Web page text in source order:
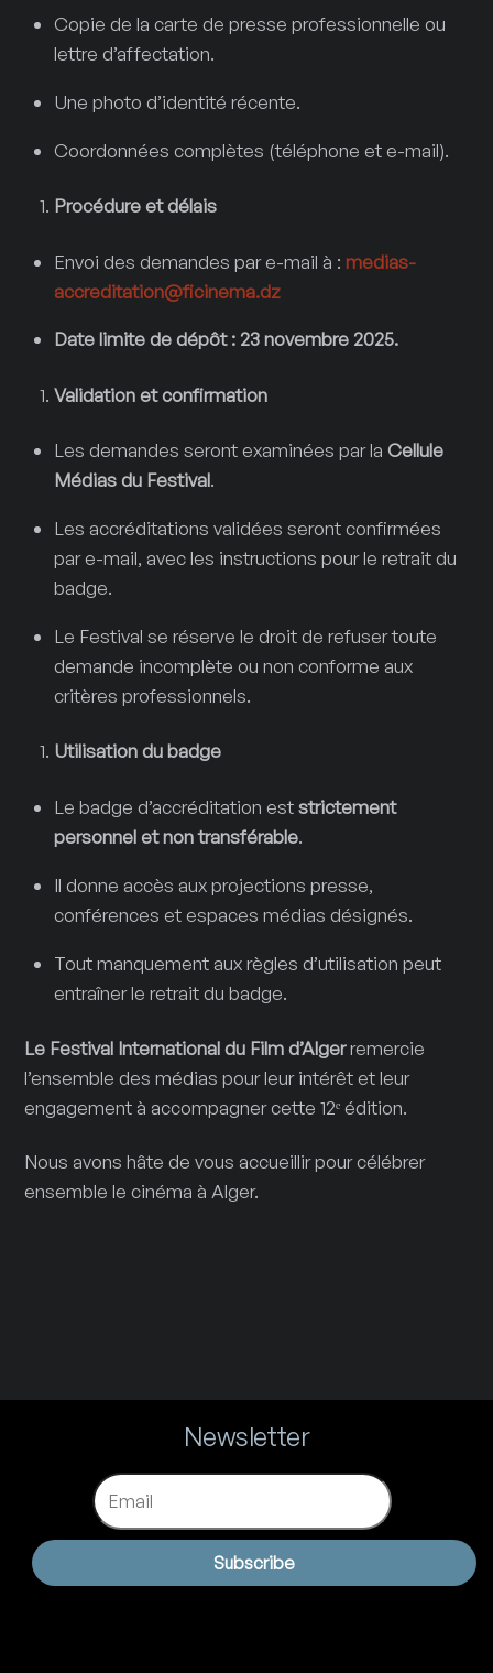
Copie de la carte de presse professionnelle ou
lettre d’affectation.
Une photo d’identité récente.
Coordonnées complètes (téléphone et e-mail).
Procédure et délais
Envoi des demandes par e-mail à :medias-
accreditation@ficinema.dz
Date limite de dépôt : 23 novembre 2025.
Validation et confirmation
Les demandes seront examinées par laCellule
Médias du Festival.
Les accréditations validées seront confirmées
par e-mail, avec les instructions pour le retrait du
badge.
Le Festival se réserve le droit de refuser toute
demande incomplète ou non conforme aux
critères professionnels.
Utilisation du badge
Le badge d’accréditation eststrictement
personnel et non transférable.
Il donne accès aux projections presse,
conférences et espaces médias désignés.
Tout manquement aux règles d’utilisation peut
entraîner le retrait du badge.
Le Festival International du Film d’Algerremercie
l’ensemble des médias pour leur intérêt et leur
engagement à accompagner cette 12ᵉ édition.
Nous avons hâte de vous accueillir pour célébrer
ensemble le cinéma à Alger.
Newsletter
Email
Subscribe